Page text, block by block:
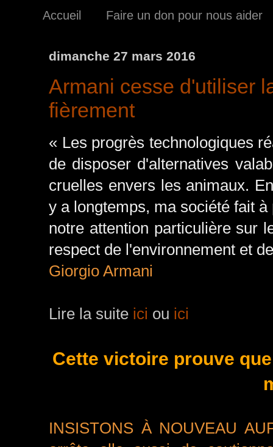
Accueil Faire un don pour nous aider
dimanche 27 mars 2016
Armani cesse d'utiliser
fièrement
« Les progrès technologiques
de disposer d'alternatives
cruelles envers les animaux.
y a longtemps, ma société fait
notre attention particulière sur
respect de l'environnement et
Giorgio Armani
Lire la suite ici ou ici
Cette victoire prouve
INSISTONS À NOUVEAU